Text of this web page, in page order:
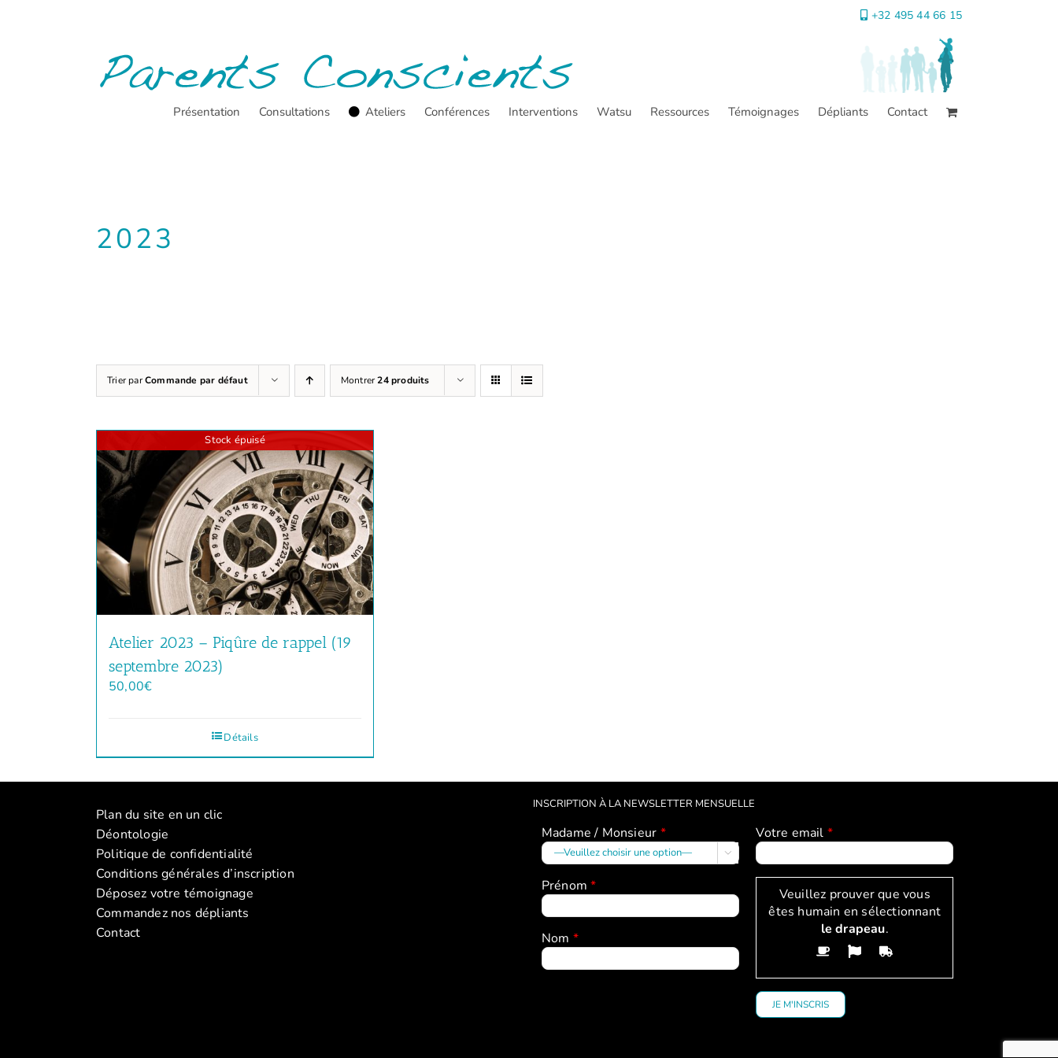
+32 495 44 66 15
Présentation Consultations Ateliers Conférences Interventions Watsu Ressources Témoignages Dépliants Contact
2023
Trier parCommande par défaut Montrer24 produits
Stock épuisé
Atelier 2023 – Piqûre de rappel (19
septembre 2023)
50,00€
Détails
Plan du site en un clic
Déontologie
Politique de confidentialité
Conditions générales d’inscription
Déposez votre témoignage
Commandez nos dépliants
Contact
INSCRIPTION À LA NEWSLETTER MENSUELLE
Madame / Monsieur *

Prénom*
Nom *
Votre email *
Veuillez prouver que vous
êtes humain en sélectionnant
le drapeau.